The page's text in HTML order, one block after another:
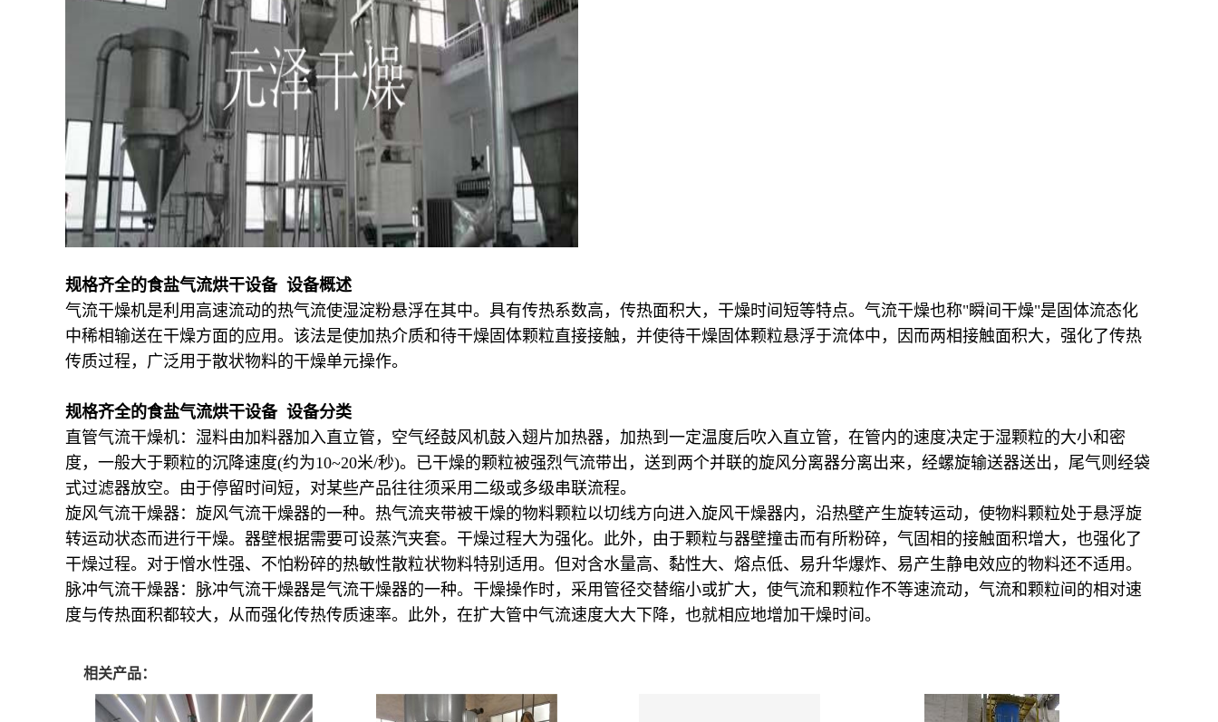
规格齐全的食盐气流烘干设备 设备概述
气流干燥机是利用高速流动的热气流使湿淀粉悬浮在其中。具有传热系数高，传热面积大，干燥时间短等特点。气流干燥也称"瞬间干燥"是固体流态化
中稀相输送在干燥方面的应用。该法是使加热介质和待干燥固体颗粒直接接触，并使待干燥固体颗粒悬浮于流体中，因而两相接触面积大，强化了传热
传质过程，广泛用于散状物料的干燥单元操作。
规格齐全的食盐气流烘干设备 设备分类
直管气流干燥机：湿料由加料器加入直立管，空气经鼓风机鼓入翅片加热器，加热到一定温度后吹入直立管，在管内的速度决定于湿颗粒的大小和密
度，一般大于颗粒的沉降速度(约为10~20米/秒)。已干燥的颗粒被强烈气流带出，送到两个并联的旋风分离器分离出来，经螺旋输送器送出，尾气则经袋
式过滤器放空。由于停留时间短，对某些产品往往须采用二级或多级串联流程。
旋风气流干燥器：旋风气流干燥器的一种。热气流夹带被干燥的物料颗粒以切线方向进入旋风干燥器内，沿热壁产生旋转运动，使物料颗粒处于悬浮旋
转运动状态而进行干燥。器壁根据需要可设蒸汽夹套。干燥过程大为强化。此外，由于颗粒与器壁撞击而有所粉碎，气固相的接触面积增大，也强化了
干燥过程。对于憎水性强、不怕粉碎的热敏性散粒状物料特别适用。但对含水量高、黏性大、熔点低、易升华爆炸、易产生静电效应的物料还不适用。
脉冲气流干燥器：脉冲气流干燥器是气流干燥器的一种。干燥操作时，采用管径交替缩小或扩大，使气流和颗粒作不等速流动，气流和颗粒间的相对速
度与传热面积都较大，从而强化传热传质速率。此外，在扩大管中气流速度大大下降，也就相应地增加干燥时间。
相关产品：